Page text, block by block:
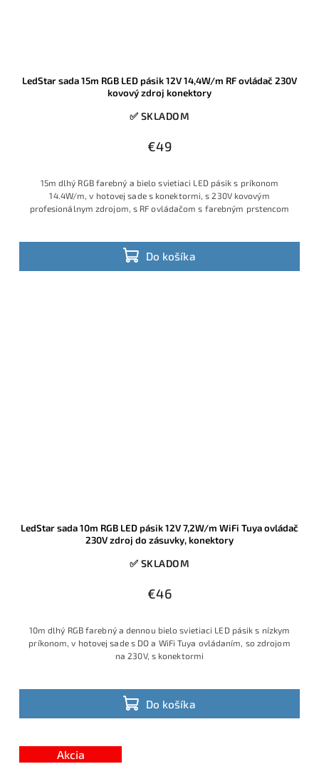
LedStar sada 15m RGB LED pásik 12V 14,4W/m RF ovládač 230V
kovový zdroj konektory
✅ SKLADOM
€49
Do košíka
15m dlhý RGB farebný a bielo svietiaci LED pásik s príkonom
14.4W/m, v hotovej sade s konektormi, s 230V kovovým
profesionálnym zdrojom, s RF ovládačom s farebným prstencom
LedStar sada 10m RGB LED pásik 12V 7,2W/m WiFi Tuya ovládač
230V zdroj do zásuvky, konektory
✅ SKLADOM
€46
Do košíka
10m dlhý RGB farebný a dennou bielo svietiaci LED pásik s nízkym
príkonom, v hotovej sade s DO a WiFi Tuya ovládaním, so zdrojom
na 230V, s konektormi
Akcia